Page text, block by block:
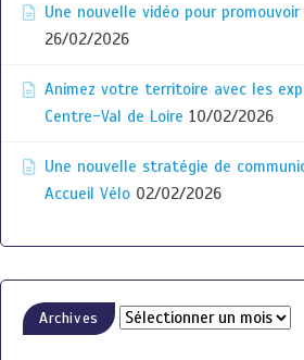
Une nouvelle vidéo pour
26/02/2026
Animez votre territoire avec les
Centre-Val de Loire 10/02/2026
Une nouvelle stratégie de
Accueil Vélo 02/02/2026
Archives